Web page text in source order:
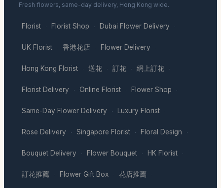
Fresh flowers, same-day delivery, Hong Kong wide.
Florist · Florist Shop · Dubai Flower Delivery ·
UK Florist · 香港花店 · Flower Delivery ·
Hong Kong Florist · 送花 · 訂花 · 網上訂花 ·
Florist Delivery · Online Florist · Flower Shop ·
Same-Day Flower Delivery · Luxury Florist ·
Rose Delivery · Singapore Florist · Floral Design ·
Bouquet Delivery · Flower Bouquet · HK Florist ·
訂花推薦 · Flower Gift Box · 花店推薦 ·